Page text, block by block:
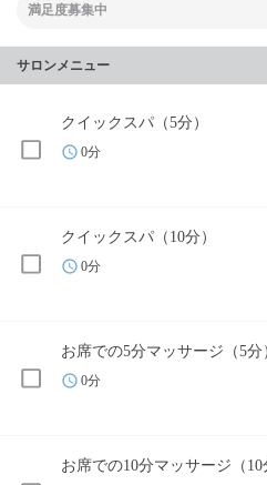
満足度募集中
サロンメニュー
クイックスパ（5分）
0分
クイックスパ（10分）
0分
お席での5分マッサージ（5分
0分
お席での10分マッサージ（10